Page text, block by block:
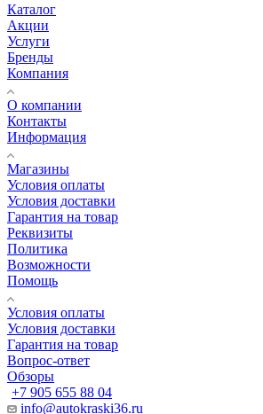
Каталог
Акции
Услуги
Бренды
Компания
О компании
Контакты
Информация
Магазины
Условия оплаты
Условия доставки
Гарантия на товар
Реквизиты
Политика
Возможности
Помощь
Условия оплаты
Условия доставки
Гарантия на товар
Вопрос-ответ
Обзоры
+7 905 655 88 04
info@autokraski36.ru